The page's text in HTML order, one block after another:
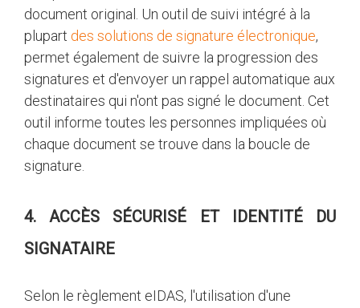
document original. Un outil de suivi intégré à la
plupart des solutions de signature électronique,
permet également de suivre la progression des
signatures et d'envoyer un rappel automatique aux
destinataires qui n'ont pas signé le document. Cet
outil informe toutes les personnes impliquées où
chaque document se trouve dans la boucle de
signature.
4. ACCÈS SÉCURISÉ ET IDENTITÉ DU
SIGNATAIRE
Selon le règlement eIDAS, l'utilisation d'une